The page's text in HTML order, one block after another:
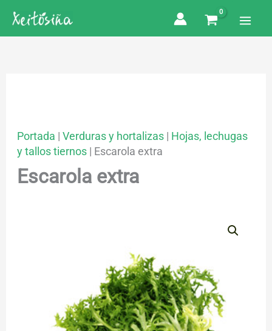
Portada | Verduras y hortalizas| Hojas, lechugas
y tallos tiernos| Escarola extra
Escarola extra